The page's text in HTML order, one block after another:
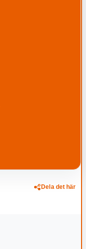
Dela det här